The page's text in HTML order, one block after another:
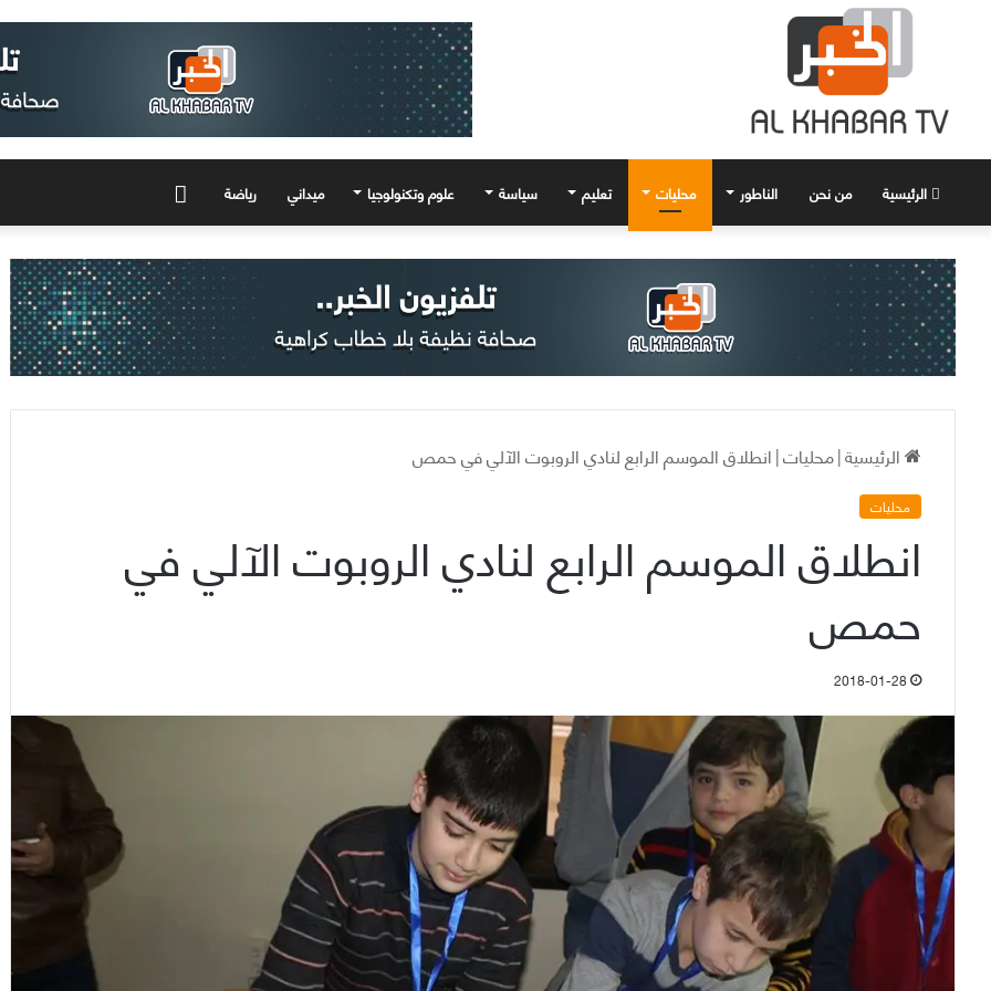
الرئيسية من نحن الناطور محليات تعليم سياسة علوم وتكنولوجيا ميداني رياضة
الرئيسية|محليات|انطلاق الموسم الرابع لنادي الروبوت الآلي في حمص
محليات
انطلاق الموسم الرابع لنادي الروبوت الآلي في
حمص
2018-01-28